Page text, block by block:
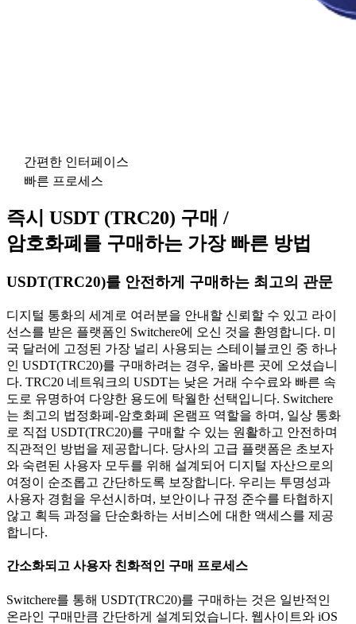
간편한 인터페이스
빠른 프로세스
즉시 USDT (TRC20) 구매 /
암호화폐를 구매하는 가장 빠른 방법
USDT(TRC20)를 안전하게 구매하는 최고의 관문
디지털 통화의 세계로 여러분을 안내할 신뢰할 수 있고 라이
선스를 받은 플랫폼인 Switchere에 오신 것을 환영합니다. 미
국 달러에 고정된 가장 널리 사용되는 스테이블코인 중 하나
인 USDT(TRC20)를 구매하려는 경우, 올바른 곳에 오셨습니
다. TRC20 네트워크의 USDT는 낮은 거래 수수료와 빠른 속
도로 유명하여 다양한 용도에 탁월한 선택입니다. Switchere
는 최고의 법정화폐-암호화폐 온램프 역할을 하며, 일상 통화
로 직접 USDT(TRC20)를 구매할 수 있는 원활하고 안전하며
직관적인 방법을 제공합니다. 당사의 고급 플랫폼은 초보자
와 숙련된 사용자 모두를 위해 설계되어 디지털 자산으로의
여정이 순조롭고 간단하도록 보장합니다. 우리는 투명성과
사용자 경험을 우선시하며, 보안이나 규정 준수를 타협하지
않고 획득 과정을 단순화하는 서비스에 대한 액세스를 제공
합니다.
간소화되고 사용자 친화적인 구매 프로세스
Switchere를 통해 USDT(TRC20)를 구매하는 것은 일반적인
온라인 구매만큼 간단하게 설계되었습니다. 웹사이트와 iOS